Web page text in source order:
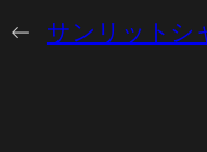
← サンリットシ